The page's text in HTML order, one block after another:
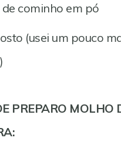
cominho em pó
(usei um pouco
PREPARO MOLHO